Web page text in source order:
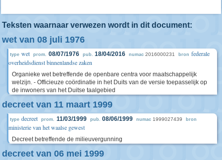
Teksten waarnaar verwezen wordt in dit document:
wet van 08 juli 1976
type wet prom. 08/07/1976 pub. 18/04/2016 numac 2016000231 bron federale
overheidsdienst binnenlandse zaken
Organieke wet betreffende de openbare centra voor maatschappelijk
welzijn. - Officieuze coördinatie in het Duits van de versie toepasselijk op
de inwoners van het Duitse taalgebied
decreet van 11 maart 1999
type decreet prom. 11/03/1999 pub. 08/06/1999 numac 1999027439 bron
ministerie van het waalse gewest
Decreet betreffende de milieuvergunning
decreet van 06 mei 1999